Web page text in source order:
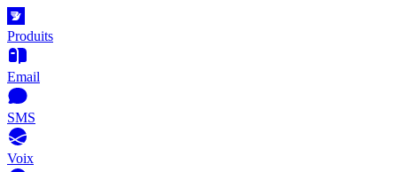
Produits
Email
SMS
Voix